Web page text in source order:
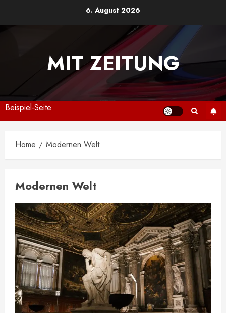
6. August 2026
MIT ZEITUNG
Beispiel-Seite
Home Modernen Welt
Modernen Welt